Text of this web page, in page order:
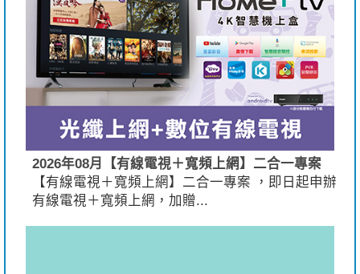
2026年08月【有線電視＋寬頻上網】二合一專案
【有線電視＋寬頻上網】二合一專案 ，即日起申辦
有線電視＋寬頻上網，加贈...